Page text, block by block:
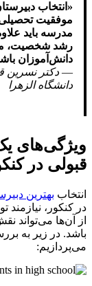
«انتخاب
موفقیت
مدرسه باید
رشد شخصیت،
دانش‌آموزان
— دکتر نسرین
دانشگاه الزهرا
ویژگی‌های
قبولی در
انتخاب بهترین
در کنکور،
از آن‌ها می‌تواند
باشد. در زیر به
می‌پردازیم: